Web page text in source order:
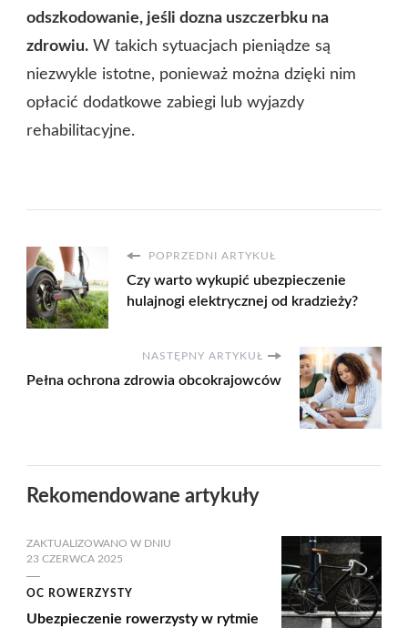
odszkodowanie, jeśli dozna uszczerbku na
zdrowiu. W takich sytuacjach pieniądze są
niezwykle istotne, ponieważ można dzięki nim
opłacić dodatkowe zabiegi lub wyjazdy
rehabilitacyjne.
POPRZEDNI ARTYKUŁ
Czy warto wykupić ubezpieczenie
hulajnogi elektrycznej od kradzieży?
NASTĘPNY ARTYKUŁ
Pełna ochrona zdrowia obcokrajowców
Rekomendowane artykuły
ZAKTUALIZOWANO W DNIU
23 CZERWCA 2025
OC ROWERZYSTY
Ubezpieczenie rowerzysty w rytmie